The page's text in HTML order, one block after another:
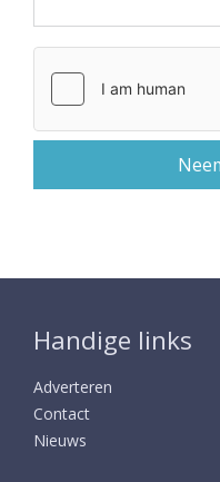
Handige links
Adverteren
Contact
Nieuws